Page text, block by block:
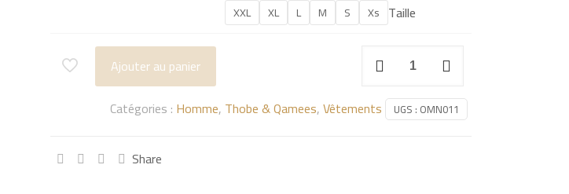
Taille
Xs
S
M
L
XL
XXL
quantité
Triple
Black
Ajouter au panier
UGS : OMN011
Catégories : Homme, Thobe & Qamees,Vêtements
Share